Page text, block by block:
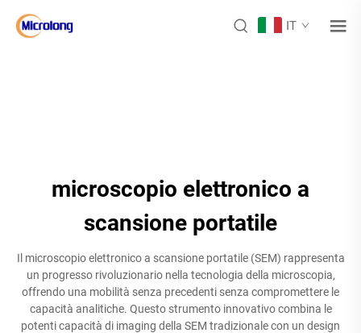
IT
microscopio elettronico a
scansione portatile
Il microscopio elettronico a scansione portatile (SEM) rappresenta
un progresso rivoluzionario nella tecnologia della microscopia,
offrendo una mobilità senza precedenti senza compromettere le
capacità analitiche. Questo strumento innovativo combina le
potenti capacità di imaging della SEM tradizionale con un design